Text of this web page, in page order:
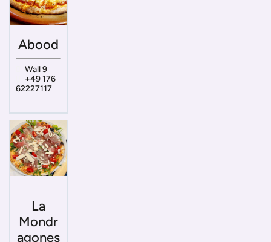
Abood
Wall 9
+49 176
62227117
La
Mondr
agones